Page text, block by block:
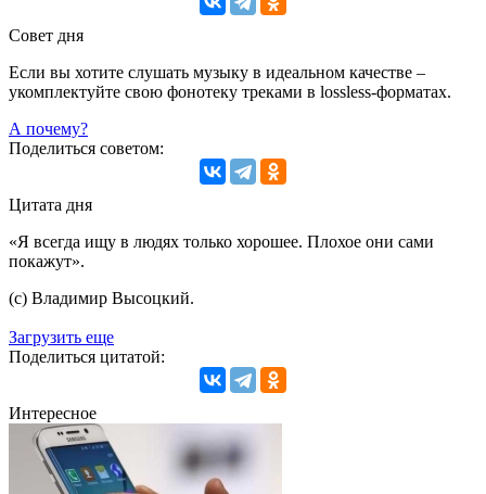
Совет дня
Если вы хотите слушать музыку в идеальном качестве –
укомплектуйте свою фонотеку треками в lossless-форматах.
А почему?
Поделиться советом:
Цитата дня
«Я всегда ищу в людях только хорошее. Плохое они сами
покажут».
(с) Владимир Высоцкий.
Загрузить еще
Поделиться цитатой:
Интересное